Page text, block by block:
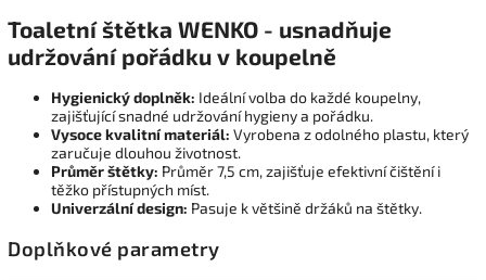
Toaletní štětka WENKO - usnadňuje
udržování pořádku v koupelně
Hygienický doplněk: Ideální volba do každé koupelny,
zajišťující snadné udržování hygieny a pořádku.
Vysoce kvalitní materiál: Vyrobena z odolného plastu, který
zaručuje dlouhou životnost.
Průměr štětky: Průměr 7,5 cm, zajišťuje efektivní čištění i
těžko přístupných míst.
Univerzální design: Pasuje k většině držáků na štětky.
Doplňkové parametry